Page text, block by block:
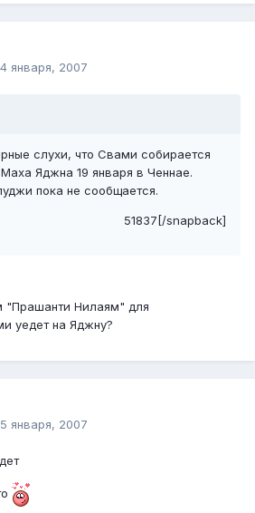
4 января, 2007
слухи, что Свами собирается
Яджна 19 января в Ченнае.
пока не сообщается.
51837[/snapback]
"Прашанти Нилаям" для
уедет на Яджну?
5 января, 2007